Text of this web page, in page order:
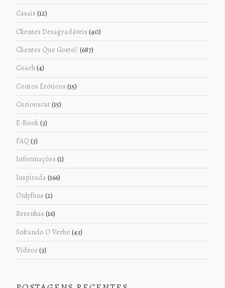
Casais (12)
Clientes Desagradáveis (40)
Clientes Que Gostei! (687)
Coach(4)
Contos Eróticos (15)
Curiouscat (15)
E-Book(3)
FAQ (3)
Informações (1)
Inspirada (166)
OnlyFans (2)
Resenhas (16)
Soltando O Verbo (43)
Vídeos (3)